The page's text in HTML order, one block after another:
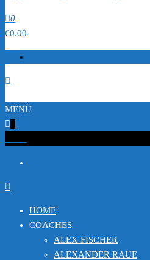
0
€0.00
MENÜ
HOME
COACHES
ALEX FISCHER
ALEXANDER RAUE